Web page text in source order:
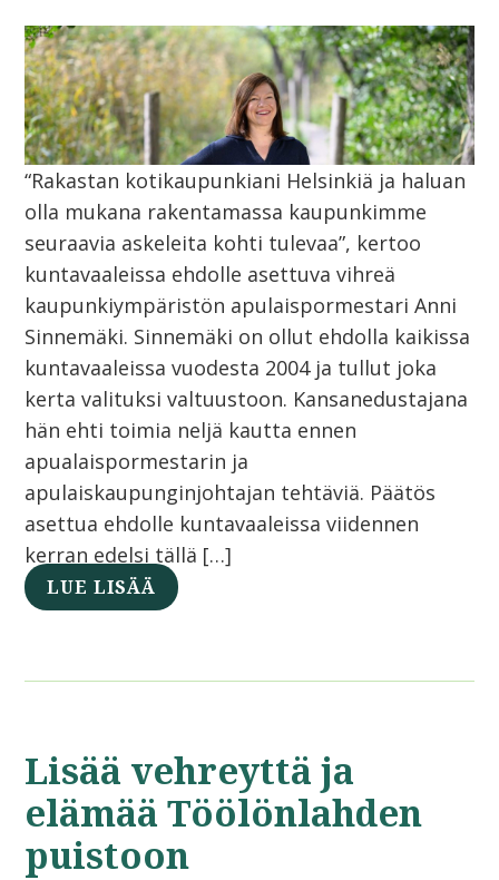
“Rakastan kotikaupunkiani Helsinkiä ja haluan
olla mukana rakentamassa kaupunkimme
seuraavia askeleita kohti tulevaa”, kertoo
kuntavaaleissa ehdolle asettuva vihreä
kaupunkiympäristön apulaispormestari Anni
Sinnemäki. Sinnemäki on ollut ehdolla kaikissa
kuntavaaleissa vuodesta 2004 ja tullut joka
kerta valituksi valtuustoon. Kansanedustajana
hän ehti toimia neljä kautta ennen
apualaispormestarin ja
apulaiskaupunginjohtajan tehtäviä. Päätös
asettua ehdolle kuntavaaleissa viidennen
kerran edelsi tällä […]
LUE LISÄÄ
Lisää vehreyttä ja
elämää Töölönlahden
puistoon